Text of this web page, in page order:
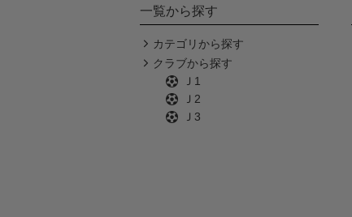
一覧から探す
カテゴリから探す
クラブから探す
Ｊ1
Ｊ2
Ｊ3